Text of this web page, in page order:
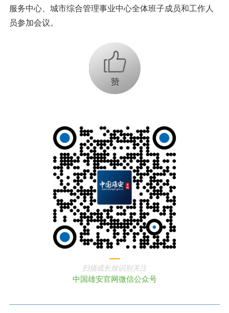
服务中心、城市综合管理事业中心全体班子成员和工作人
员参加会议。
+1
扫描或长按识别关注
中国雄安官网微信公众号